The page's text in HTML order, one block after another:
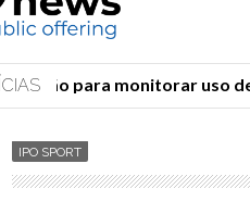
órgão para monitorar uso de
IPO SPORT